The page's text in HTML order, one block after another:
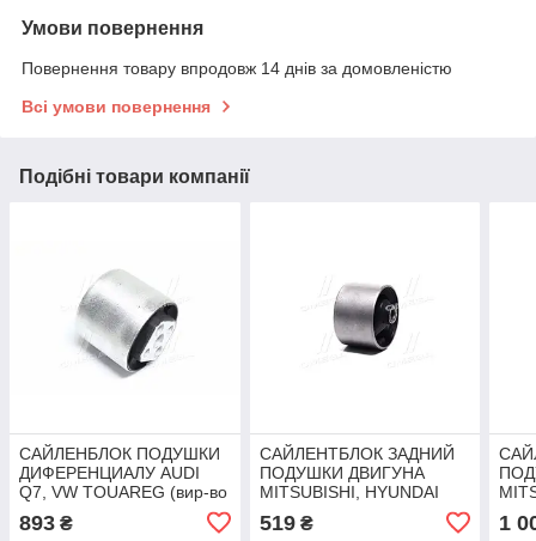
Умови повернення
Повернення товару впродовж 14 днів за домовленістю
Всі умови повернення
Подібні товари компанії
САЙЛЕНБЛОК ПОДУШКИ
ДИФЕРЕНЦИАЛУ AUDI
Q7, VW TOUAREG (вир-во
FEBEST) VWAB-023 UA58
893 ₴
САЙЛЕНТБЛОК ЗАДНИЙ
ПОДУШКИ ДВИГУНА
MITSUBISHI, HYUNDAI
(вир-во FEBEST) HYMB-
PORR UA58
519₴ 1